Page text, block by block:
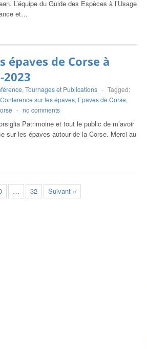
L’équipe du Guide des Espèces à l’Usage
et…
épaves de Corse à
, Tournages et Publications - Tagged:
Conference sur les épaves, Epaves de Corse,
- no comments
Patrimoine et tout le public de m’avoir
sur les épaves autour de la Corse. Merci au
… 32 Suivant »